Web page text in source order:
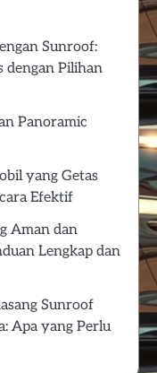
Sunroof:
dengan Pilihan
Panoramic
yang Getas
Efektif
Aman dan
Lengkap dan
Sunroof
Apa yang Perlu